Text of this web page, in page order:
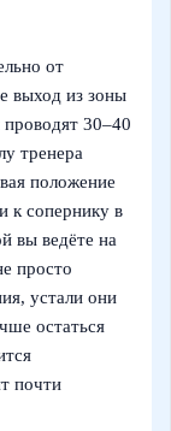
от
выход из зоны
30–40
тренера
положение
к сопернику в
вы ведёте на
просто
устали они
остаться
почти